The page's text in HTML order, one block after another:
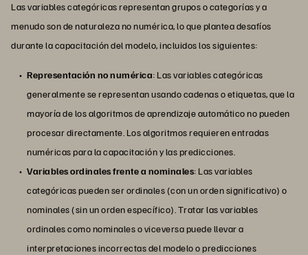
Las variables categóricas representan grupos o categorías y a
menudo son de naturaleza no numérica, lo que plantea desafíos
durante la capacitación del modelo, incluidos los siguientes:
Representación no numérica: Las variables categóricas
generalmente se representan usando cadenas o etiquetas, que la
mayoría de los algoritmos de aprendizaje automático no pueden
procesar directamente. Los algoritmos requieren entradas
numéricas para la capacitación y las predicciones.
Variables ordinales frente a nominales: Las variables
categóricas pueden ser ordinales (con un orden significativo) o
nominales (sin un orden específico). Tratar las variables
ordinales como nominales o viceversa puede llevar a
interpretaciones incorrectas del modelo o predicciones